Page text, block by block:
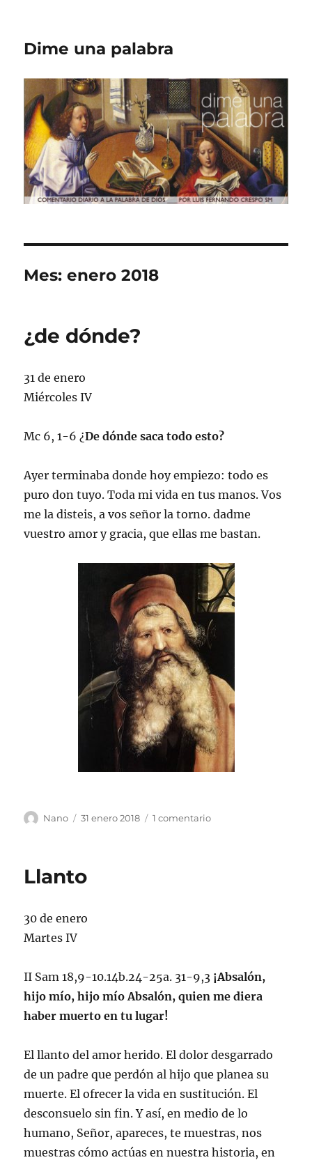
Dime una palabra
Mes:enero 2018
¿de dónde?
31 de enero
Miércoles IV
Mc 6, 1-6 ¿De dónde saca todo esto?
Ayer terminaba donde hoy empiezo: todo es
puro don tuyo. Toda mi vida en tus manos. Vos
me la disteis, a vos señor la torno. dadme
vuestro amor y gracia, que ellas me bastan.
Autor
Nano
Publicado
31 enero 2018 1 comentarioen
Llanto
30 de enero
Martes IV
II Sam 18,9-10.14b.24-25a. 31-9,3 ¡Absalón,
hijo mío, hijo mío Absalón, quien me diera
haber muerto en tu lugar!
El llanto del amor herido. El dolor desgarrado
de un padre que perdón al hijo que planea su
muerte. El ofrecer la vida en sustitución. El
desconsuelo sin fin. Y así, en medio de lo
humano, Señor, apareces, te muestras, nos
muestras cómo actúas en nuestra historia, en